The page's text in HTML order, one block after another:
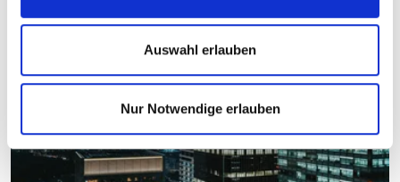
Auswahl erlauben
Nur Notwendige erlauben